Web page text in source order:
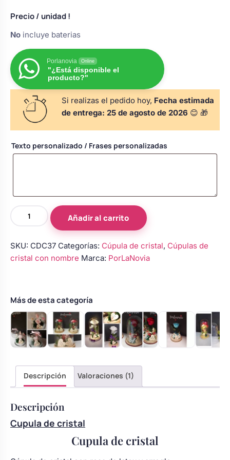
para arras
alianzas
porta alianzas
de boda
personalizadas
Rasca y Gana para Comunión:
Sorpresas y Diversión
Detalles de comunión para invitados
Bolsos personalizados
Neceseres personalizados
Otros regalos
Ver todo
cliente
Precio/ unidad !
No incluye baterias
Porlanovia Online
"¿Está disponible el
producto?"
Si realizas el pedido hoy, Fecha estimada
de entrega: 25 de agosto de 2026 😊 🎁
Texto personalizado / Frases personalizadas
con
rosa
y
luces
cantidad
Añadir al carrito
SKU: CDC37 Categorías: Cúpula de cristal, Cúpulas de
cristal con nombre Marca: PorLaNovia
Más de esta categoría
Descripción Valoraciones (1)
Descripción
Cupula de cristal
Cupula de cristal